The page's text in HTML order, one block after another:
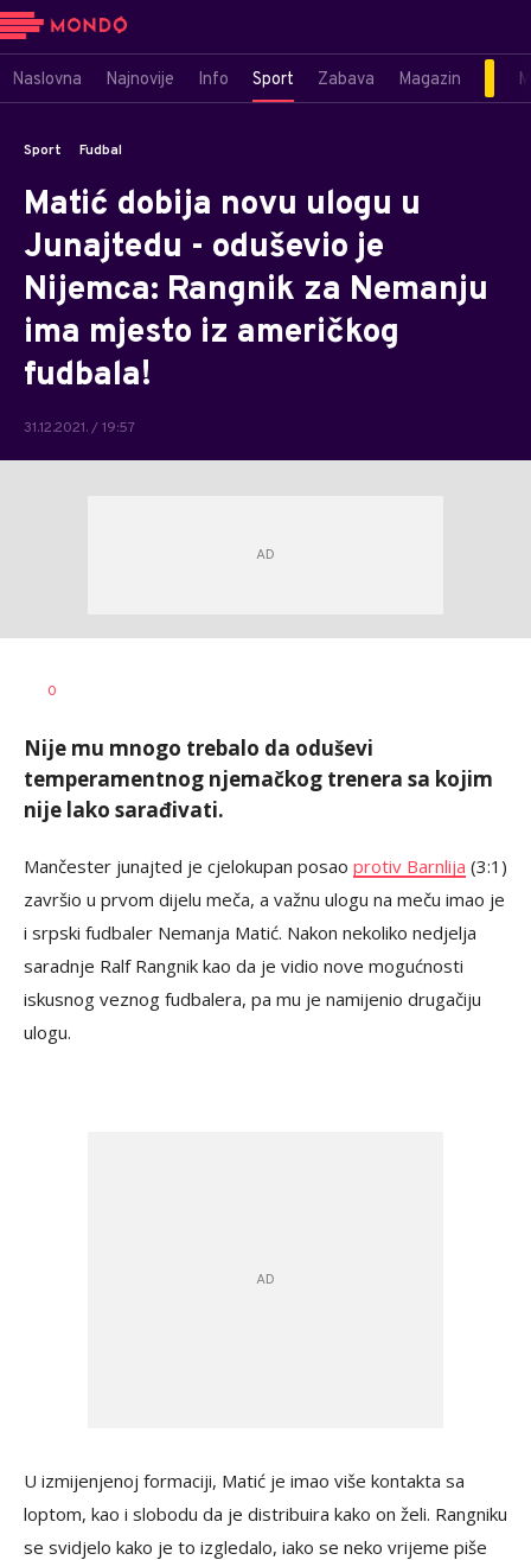
Naslovna Najnovije Info Sport Zabava Magazin
Sport Fudbal
Matić dobija novu ulogu u
Junajtedu - oduševio je
Nijemca: Rangnik za Nemanju
ima mjesto iz američkog
fudbala!
31.12.2021. / 19:57
AUTOR
0
Nije mu mnogo trebalo da oduševi
temperamentnog njemačkog trenera sa kojim
nije lako sarađivati.
Mančester junajted je cjelokupan posao protiv Barnlija (3:1)
završio u prvom dijelu meča, a važnu ulogu na meču imao je
i srpski fudbaler Nemanja Matić. Nakon nekoliko nedjelja
saradnje Ralf Rangnik kao da je vidio nove mogućnosti
iskusnog veznog fudbalera, pa mu je namijenio drugačiju
ulogu.
U izmijenjenoj formaciji, Matić je imao više kontakta sa
loptom, kao i slobodu da je distribuira kako on želi. Rangniku
se svidjelo kako je to izgledalo, iako se neko vrijeme piše